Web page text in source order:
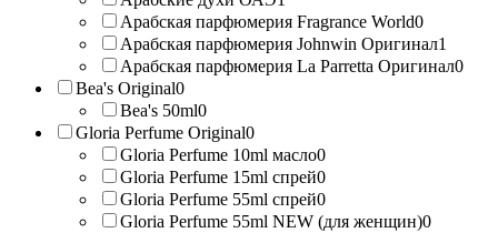
Арабская парфюмерия Fragrance World0
Арабская парфюмерия Johnwin Оригинал1
Арабская парфюмерия La Parretta Оригинал0
Bea's Original0
Bea's 50ml0
Gloria Perfume Original0
Gloria Perfume 10ml масло0
Gloria Perfume 15ml спрей0
Gloria Perfume 55ml спрей0
Gloria Perfume 55ml NEW (для женщин)0